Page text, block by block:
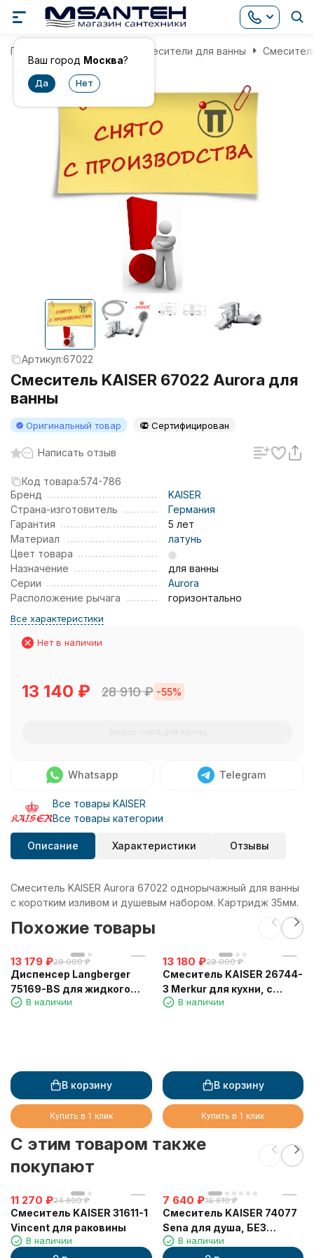
Ваш город Москва?
Главная Смесители для ванны
Артикул:67022
Смеситель KAISER 67022 Aurora для
ванны
Оригинальный товар Сертифицирован
Написать отзыв
Код товара:574-786
Бренд
KAISER
Страна-изготовитель
Германия
Гарантия
5 лет
Материал
латунь
Цвет товара
Назначение
для ванны
Серии
Aurora
Расположение рычага
горизонтально
Все характеристики
Нет в наличии
13 140 ₽ 28 910₽ -55%
Whatsapp Telegram
Все товары KAISER
Все товары категории
Описание Характеристики Отзывы
Смеситель KAISER Aurora 67022 однорычажный для ванны
с коротким изливом и душевым набором. Картридж 35мм.
Похожие товары
13 179 ₽29 000 ₽
Диспенсер Langberger
75169-BS для жидкого
мыла Accessories
В наличии
В корзину
Купить в 1 клик
13 180 ₽29 000 ₽
Смеситель KAISER 26744-
3 Merkur для кухни, с
краном для питьевой
В наличии
В корзину
Купить в 1 клик
C этим товаром также
покупают
11 270 ₽24 800 ₽
Смеситель KAISER 31611-1
Vincent для раковины
В наличии
7 640 ₽16 810 ₽
Смеситель KAISER 74077
Sena для душа, БЕЗ
излива
В наличии